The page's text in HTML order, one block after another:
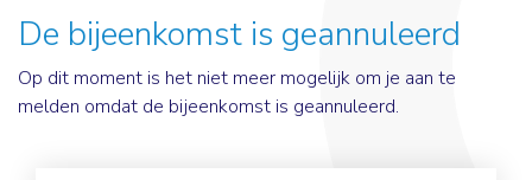
De bijeenkomst is geannuleerd
Op dit moment is het niet meer mogelijk om je aan te
melden omdat de bijeenkomst is geannuleerd.